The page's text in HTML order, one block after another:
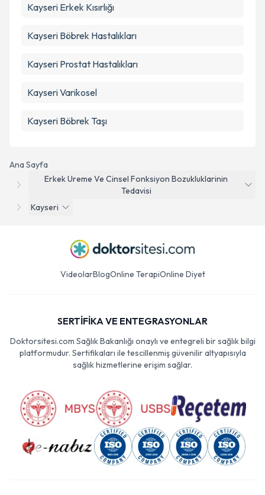
Ana Sayfa
Erkek Ureme Ve Cinsel Fonksiyon Bozukluklarinin
Tedavisi
Kayseri
Kayseri Erkek Kısırlığı
Kayseri Böbrek Hastalıkları
Kayseri Prostat Hastalıkları
Kayseri Varikosel
Kayseri Böbrek Taşı
VideolarBlogOnline TerapiOnline Diyet
SERTİFİKA VE ENTEGRASYONLAR
Doktorsitesi.com Sağlık Bakanlığı onaylı ve entegreli bir sağlık bilgi
platformudur. Sertifikaları ile tescillenmiş güvenilir altyapısıyla
sağlık hizmetlerine erişim sağlar.